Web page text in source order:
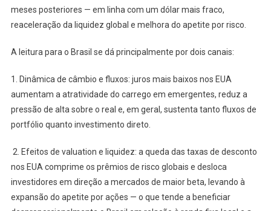
meses posteriores — em linha com um dólar mais fraco,
reaceleração da liquidez global e melhora do apetite por risco.
A leitura para o Brasil se dá principalmente por dois canais:
1. Dinâmica de câmbio e fluxos: juros mais baixos nos EUA
aumentam a atratividade do carrego em emergentes, reduz a
pressão de alta sobre o real e, em geral, sustenta tanto fluxos de
portfólio quanto investimento direto.
2. Efeitos de valuation e liquidez: a queda das taxas de desconto
nos EUA comprime os prêmios de risco globais e desloca
investidores em direção a mercados de maior beta, levando à
expansão do apetite por ações — o que tende a beneficiar